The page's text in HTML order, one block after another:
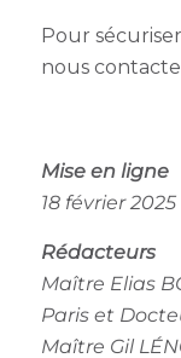
Pour
nous
Mise en ligne
18 février 2025
Rédacteurs
Maître Elias
Paris et
Maître Gil